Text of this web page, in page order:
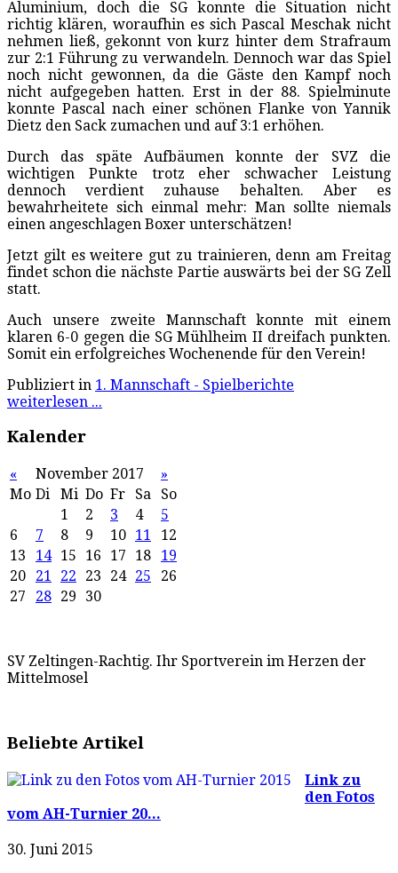
Aluminium, doch die SG konnte die Situation nicht
richtig klären, woraufhin es sich Pascal Meschak nicht
nehmen ließ, gekonnt von kurz hinter dem Strafraum
zur 2:1 Führung zu verwandeln. Dennoch war das Spiel
noch nicht gewonnen, da die Gäste den Kampf noch
nicht aufgegeben hatten. Erst in der 88. Spielminute
konnte Pascal nach einer schönen Flanke von Yannik
Dietz den Sack zumachen und auf 3:1 erhöhen.
Durch das späte Aufbäumen konnte der SVZ die
wichtigen Punkte trotz eher schwacher Leistung
dennoch verdient zuhause behalten. Aber es
bewahrheitete sich einmal mehr: Man sollte niemals
einen angeschlagen Boxer unterschätzen!
Jetzt gilt es weitere gut zu trainieren, denn am Freitag
findet schon die nächste Partie auswärts bei der SG Zell
statt.
Auch unsere zweite Mannschaft konnte mit einem
klaren 6-0 gegen die SG Mühlheim II dreifach punkten.
Somit ein erfolgreiches Wochenende für den Verein!
Publiziert in 1. Mannschaft - Spielberichte
weiterlesen ...
Kalender
« November 2017
»
Mo Di Mi Do Fr Sa
So
1
2 3 4
5
6
7 8 9 10 11
12
13
14 15 16 17 18
19
20
21 22 23 24 25
26
27
28 29 30
SV Zeltingen-Rachtig. Ihr Sportverein im Herzen der
Mittelmosel
Beliebte Artikel
Link zu
den Fotos
vom AH-Turnier 20...
30. Juni 2015